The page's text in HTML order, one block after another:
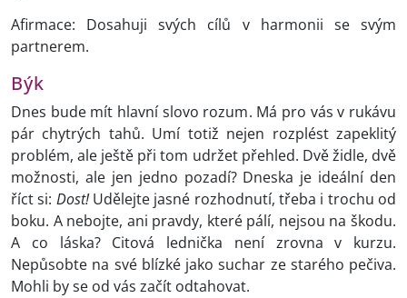
Afirmace: Dosahuji svých cílů v harmonii se svým
partnerem.
Býk
Dnes bude mít hlavní slovo rozum. Má pro vás v rukávu
pár chytrých tahů. Umí totiž nejen rozplést zapeklitý
problém, ale ještě při tom udržet přehled. Dvě židle, dvě
možnosti, ale jen jedno pozadí? Dneska je ideální den
říct si: Dost!Udělejte jasné rozhodnutí, třeba i trochu od
boku. A nebojte, ani pravdy, které pálí, nejsou na škodu.
A co láska? Citová lednička není zrovna v kurzu.
Nepůsobte na své blízké jako suchar ze starého pečiva.
Mohli by se od vás začít odtahovat.